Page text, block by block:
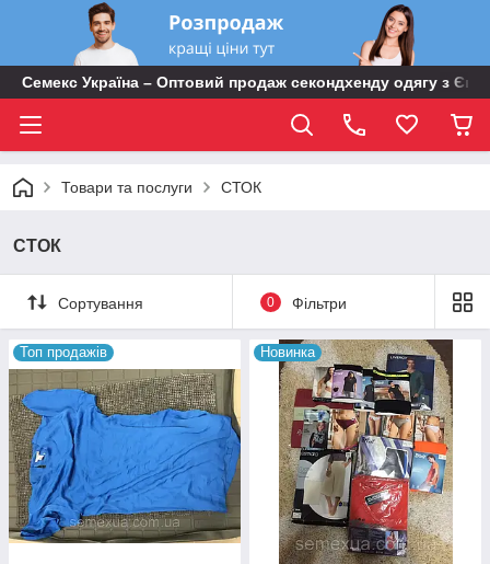
Семекс Україна – Оптовий продаж секондхенду одягу з
Товари та послуги СТОК
СТОК
Сортування 0 Фільтри
Топ продажів Новинка